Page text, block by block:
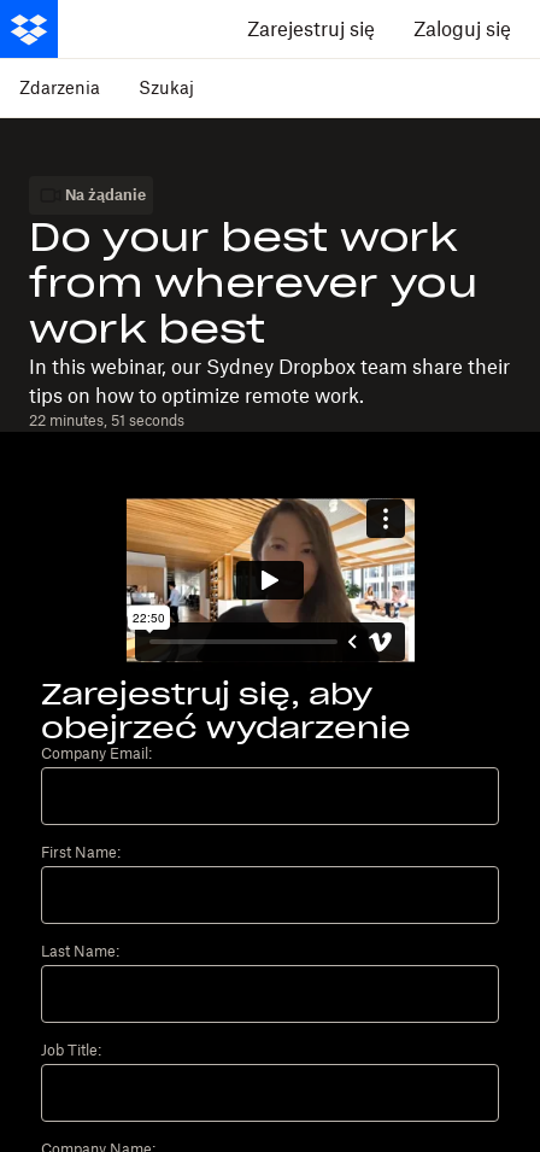
Zarejestruj się Zaloguj się
Zdarzenia Szukaj
Na żądanie
Do your best work
from wherever you
work best
In this webinar, our Sydney Dropbox team share their
tips on how to optimize remote work.
22 minutes, 51 seconds
Zarejestruj się, aby
obejrzeć wydarzenie
Company Email:
First Name:
Last Name:
Job Title: